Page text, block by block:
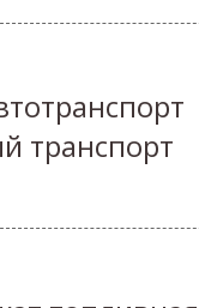
транспорт